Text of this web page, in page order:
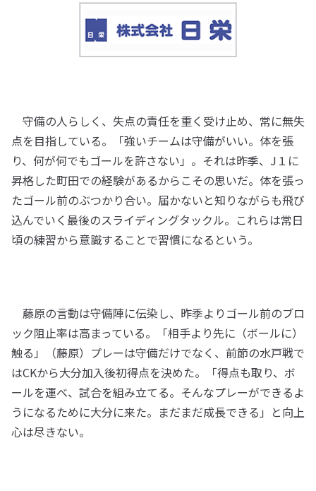
守備の人らしく、失点の責任を重く受け止め、常に無失
点を目指している。「強いチームは守備がいい。体を張
り、何が何でもゴールを許さない」。それは昨季、J１に
昇格した町田での経験があるからこその思いだ。体を張っ
たゴール前のぶつかり合い。届かないと知りながらも飛び
込んでいく最後のスライディングタックル。これらは常日
頃の練習から意識することで習慣になるという。
藤原の言動は守備陣に伝染し、昨季よりゴール前のブロ
ック阻止率は高まっている。「相手より先に（ボールに）
触る」（藤原）プレーは守備だけでなく、前節の水戸戦で
はCKから大分加入後初得点を決めた。「得点も取り、ボ
ールを運べ、試合を組み立てる。そんなプレーができるよ
うになるために大分に来た。まだまだ成長できる」と向上
心は尽きない。